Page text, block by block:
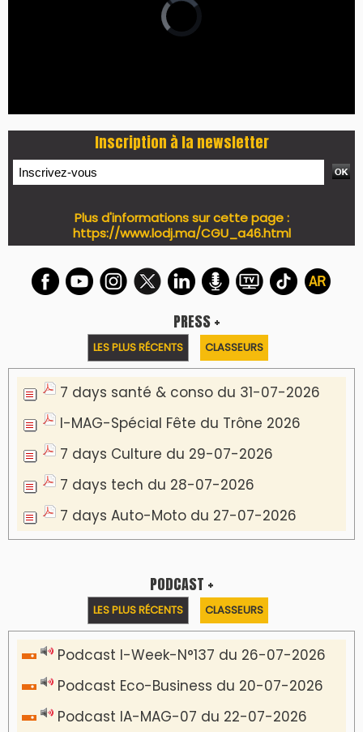
Inscription à la newsletter
Plus d'informations sur cette page :
https://www.lodj.ma/CGU_a46.html
PRESS +
LES PLUS RÉCENTS CLASSEURS
7 days santé & conso du 31-07-2026
I-MAG-Spécial Fête du Trône 2026
7 days Culture du 29-07-2026
7 days tech du 28-07-2026
7 days Auto-Moto du 27-07-2026
PODCAST +
LES PLUS RÉCENTS CLASSEURS
Podcast I-Week-N°137 du 26-07-2026
Podcast Eco-Business du 20-07-2026
Podcast IA-MAG-07 du 22-07-2026